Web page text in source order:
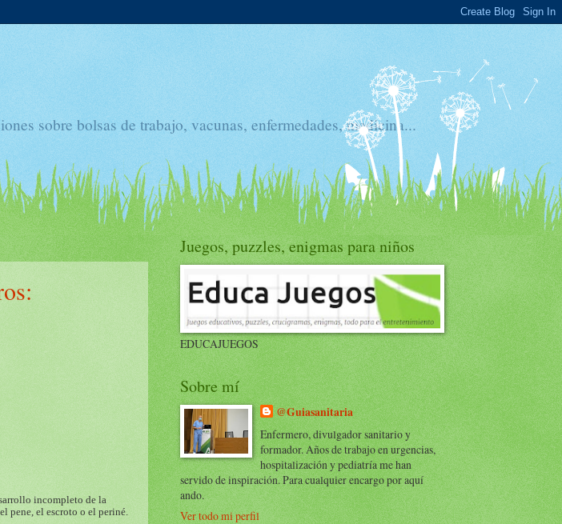
sobre bolsas de trabajo, vacunas, enfermedades, medicina...
incompleto de la
pene, el escroto o el periné.
Juegos, puzzles, enigmas para niños
EDUCAJUEGOS
Sobre mí
@Guiasanitaria
Enfermero, divulgador sanitario y
formador. Años de trabajo en urgencias,
hospitalización y pediatría me han
servido de inspiración. Para cualquier encargo por aquí
ando.
Ver todo mi perfil